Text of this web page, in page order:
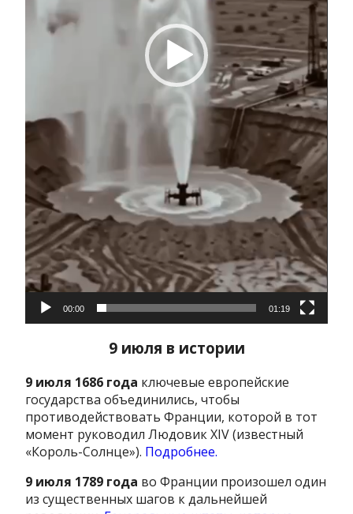
00:00 01:19
9 июля в истории
9 июля 1686 года ключевые европейские
государства объединились, чтобы
противодействовать Франции, которой в тот
момент руководил Людовик XIV (известный
«Король-Солнце»). Подробнее.
9 июля 1789 года во Франции произошел один
из существенных шагов к дальнейшей